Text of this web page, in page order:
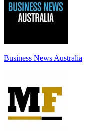
Business News Australia